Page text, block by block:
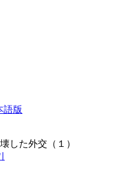
語版
した外交（１）